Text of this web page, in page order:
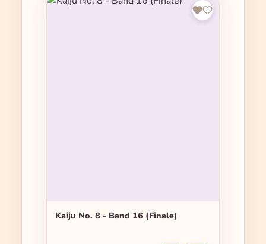
Kaiju No. 8 - Band 16 (Finale)